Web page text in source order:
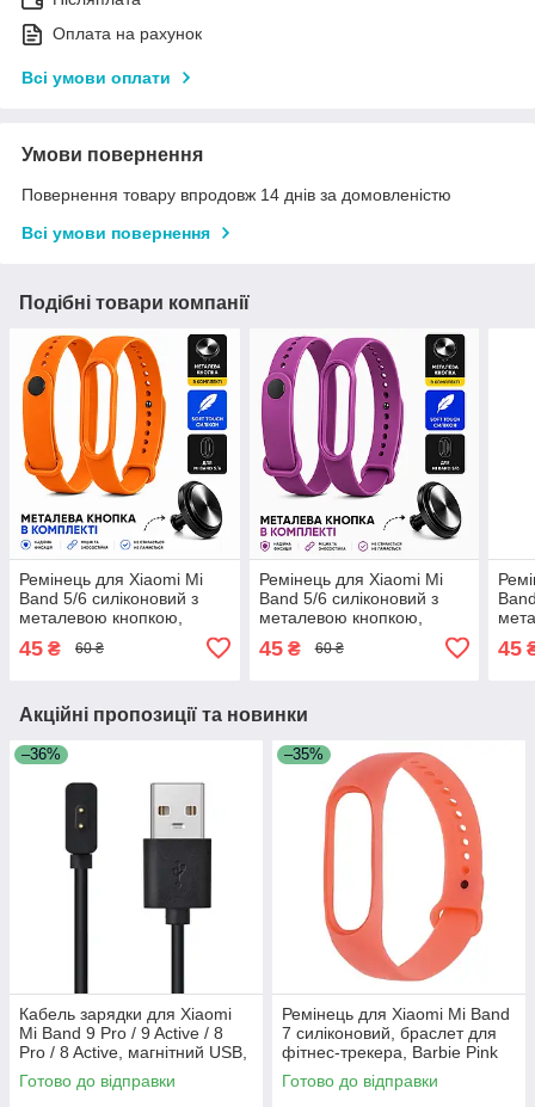
Оплата на рахунок
Всі умови оплати
Умови повернення
Повернення товару впродовж 14 днів за домовленістю
Всі умови повернення
Подібні товари компанії
Ремінець для Xiaomi Mi
Band 5/6 силіконовий з
металевою кнопкою,
45 ₴ 60 ₴
Ремінець для Xiaomi Mi
Band 5/6 силіконовий з
металевою кнопкою,
45₴ 60 ₴ 45
Акційні пропозиції та новинки
–36%
Кабель зарядки для Xiaomi
Mi Band 9 Pro / 9 Active / 8
Pro / 8 Active, магнітний USB,
чорний
Готово до відправки
–35%
Ремінець для Xiaomi Mi Band
7 силіконовий, браслет для
фітнес-трекера, Barbie Pink
(15)
Готово до відправки